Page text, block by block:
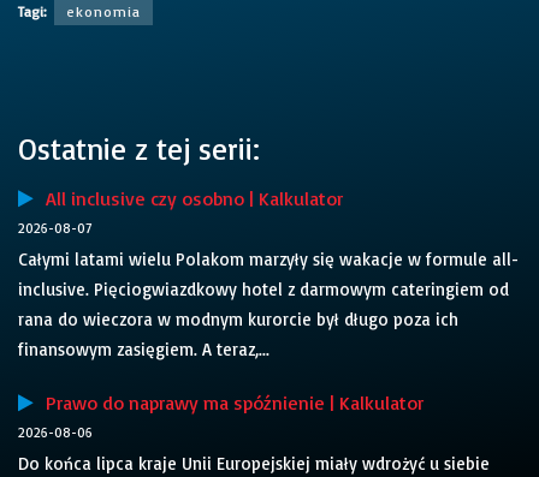
Tagi: ekonomia
Ostatnie z tej serii:
All inclusive czy osobno | Kalkulator
2026-08-07
Całymi latami wielu Polakom marzyły się wakacje w formule all-
inclusive. Pięciogwiazdkowy hotel z darmowym cateringiem od
rana do wieczora w modnym kurorcie był długo poza ich
finansowym zasięgiem. A teraz,...
Prawo do naprawy ma spóźnienie | Kalkulator
2026-08-06
Do końca lipca kraje Unii Europejskiej miały wdrożyć u siebie